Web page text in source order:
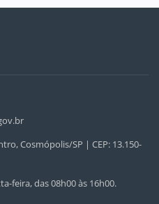
Cosmópolis/SP | CEP: 13.150-
feira, das 08h00 às 16h00.